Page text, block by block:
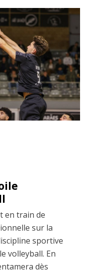
en train de
sur la
sportive
volleyball. En
dès